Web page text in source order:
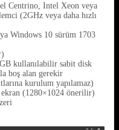
Centrino, Intel Xeon veya
(2GHz veya daha hızlı
Windows 10 sürüm 1703
kullanılabilir sabit disk
boş alan gerekir
kurulum yapılamaz)
(1280×1024 önerilir)